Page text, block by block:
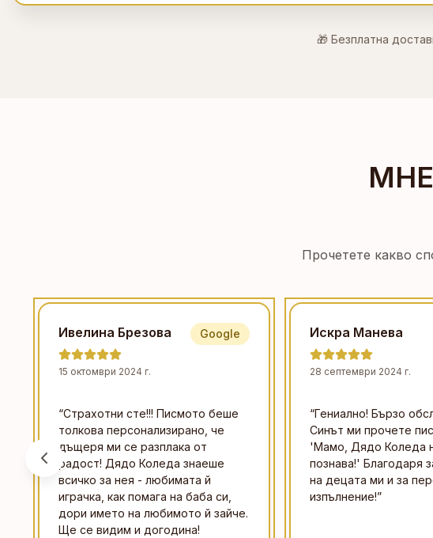
🎁 Безплатна
Прочетете какво
Ивелина Брезова
15 октомври 2024 г.
Google
“Страхотни сте!!! Писмото беше
толкова персонализирано, че
дъщеря ми се разплака от
радост! Дядо Коледа знаеше
всичко за нея - любимата й
играчка, как помага на баба си,
дори името на любимото й зайче.
Ще се видим и догодина!
Искра Манева
28 септември 2024 г.
“Гениално! Бързо
Синът ми прочете
'Мамо, Дядо Коледа
познава!' Благодаря
на децата ми и за
изпълнение!”